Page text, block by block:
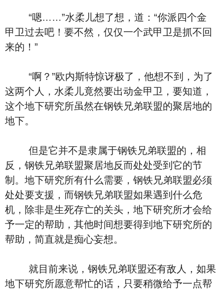
“嗯……”水柔儿想了想，道：“你派四个金
甲卫过去吧！要不然，仅仅一个武甲卫是抓不回
来的！”
“啊？”欧内斯特惊讶极了，他想不到，为了
这两个人，水柔儿竟然要出动金甲卫，要知道，
这个地下研究所虽然在钢铁兄弟联盟的聚居地的
地下。
但是它并不是隶属于钢铁兄弟联盟的，相
反，钢铁兄弟联盟聚居地反而处处受到它的节
制。地下研究所有什么需要，钢铁兄弟联盟必须
处处要支援，而钢铁兄弟联盟如果遇到什么危
机，除非是生死存亡的关头，地下研究所才会给
予一定的帮助，其他时间想要得到地下研究所的
帮助，简直就是痴心妄想。
就目前来说，钢铁兄弟联盟还有敌人，如果
地下研究所愿意帮忙的话，只要稍微给予一点帮